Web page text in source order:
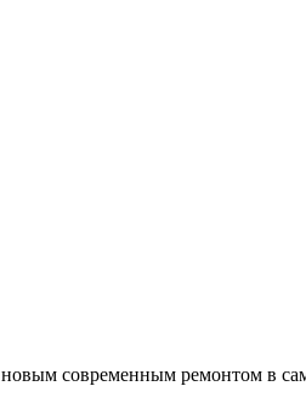
современным ремонтом в